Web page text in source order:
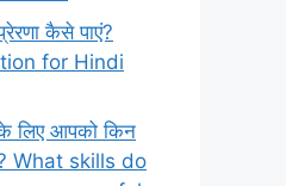
कैसे पाएं?
for Hindi
लिए आपको किन
What skills do